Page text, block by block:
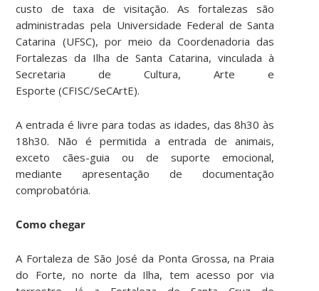
custo de taxa de visitação. As fortalezas são
administradas pela Universidade Federal de Santa
Catarina (UFSC), por meio da Coordenadoria das
Fortalezas da Ilha de Santa Catarina, vinculada à
Secretaria de Cultura, Arte e
Esporte (CFISC/SeCArtE).
A entrada é livre para todas as idades, das 8h30 às
18h30. Não é permitida a entrada de animais,
exceto cães-guia ou de suporte emocional,
mediante apresentação de documentação
comprobatória.
Como chegar
A Fortaleza de São José da Ponta Grossa, na Praia
do Forte, no norte da Ilha, tem acesso por via